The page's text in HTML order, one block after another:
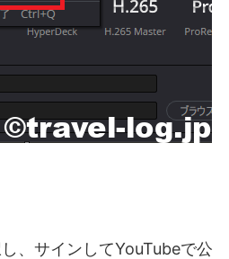
、サインしてYouTubeで公